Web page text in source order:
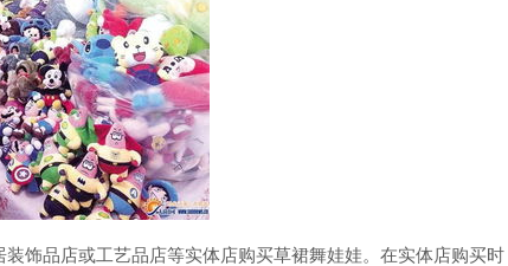
饰品店或工艺品店等实体店购买草裙舞娃娃。在实体店购买时